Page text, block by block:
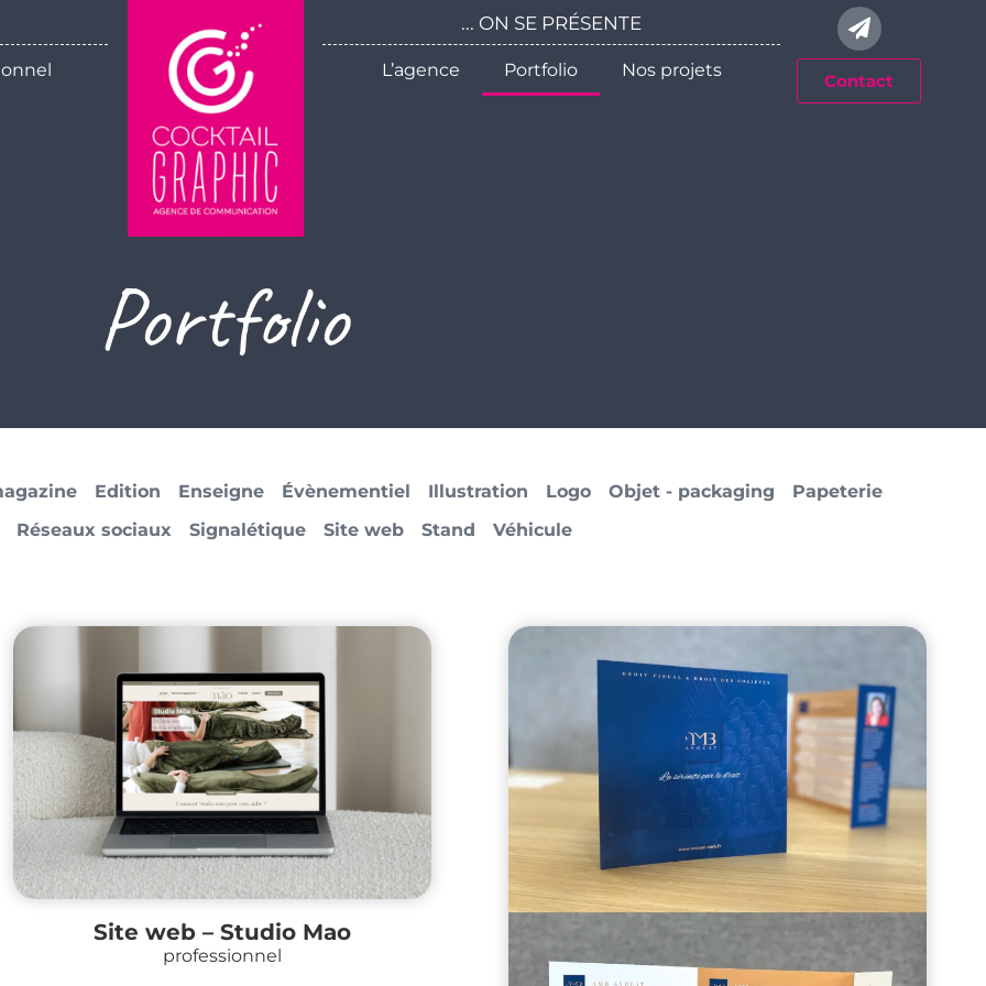
... ON SE PRÉSENTE
L’agence Portfolio Nos projets
Contact
Portfolio
Edition Enseigne Évènementiel Illustration Logo Objet - packaging
Papeterie
Réseaux sociaux Signalétique Site web Stand Véhicule
Site web – Studio Mao
professionnel